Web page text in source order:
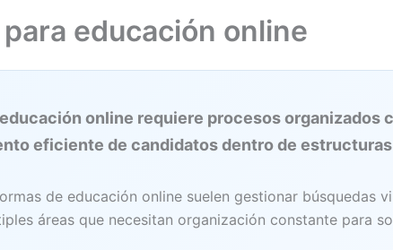
educación online
online requiere procesos
eficiente de candidatos dentro de
de educación online suelen gestionar búsquedas
áreas que necesitan organización constante para